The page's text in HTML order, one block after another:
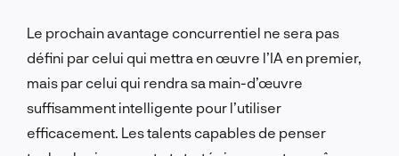
Le prochain avantage concurrentiel ne sera pas
défini par celui qui mettra en œuvre l’IA en premier,
mais par celui qui rendra sa main-d’œuvre
suffisamment intelligente pour l’utiliser
efficacement. Les talents capables de penser